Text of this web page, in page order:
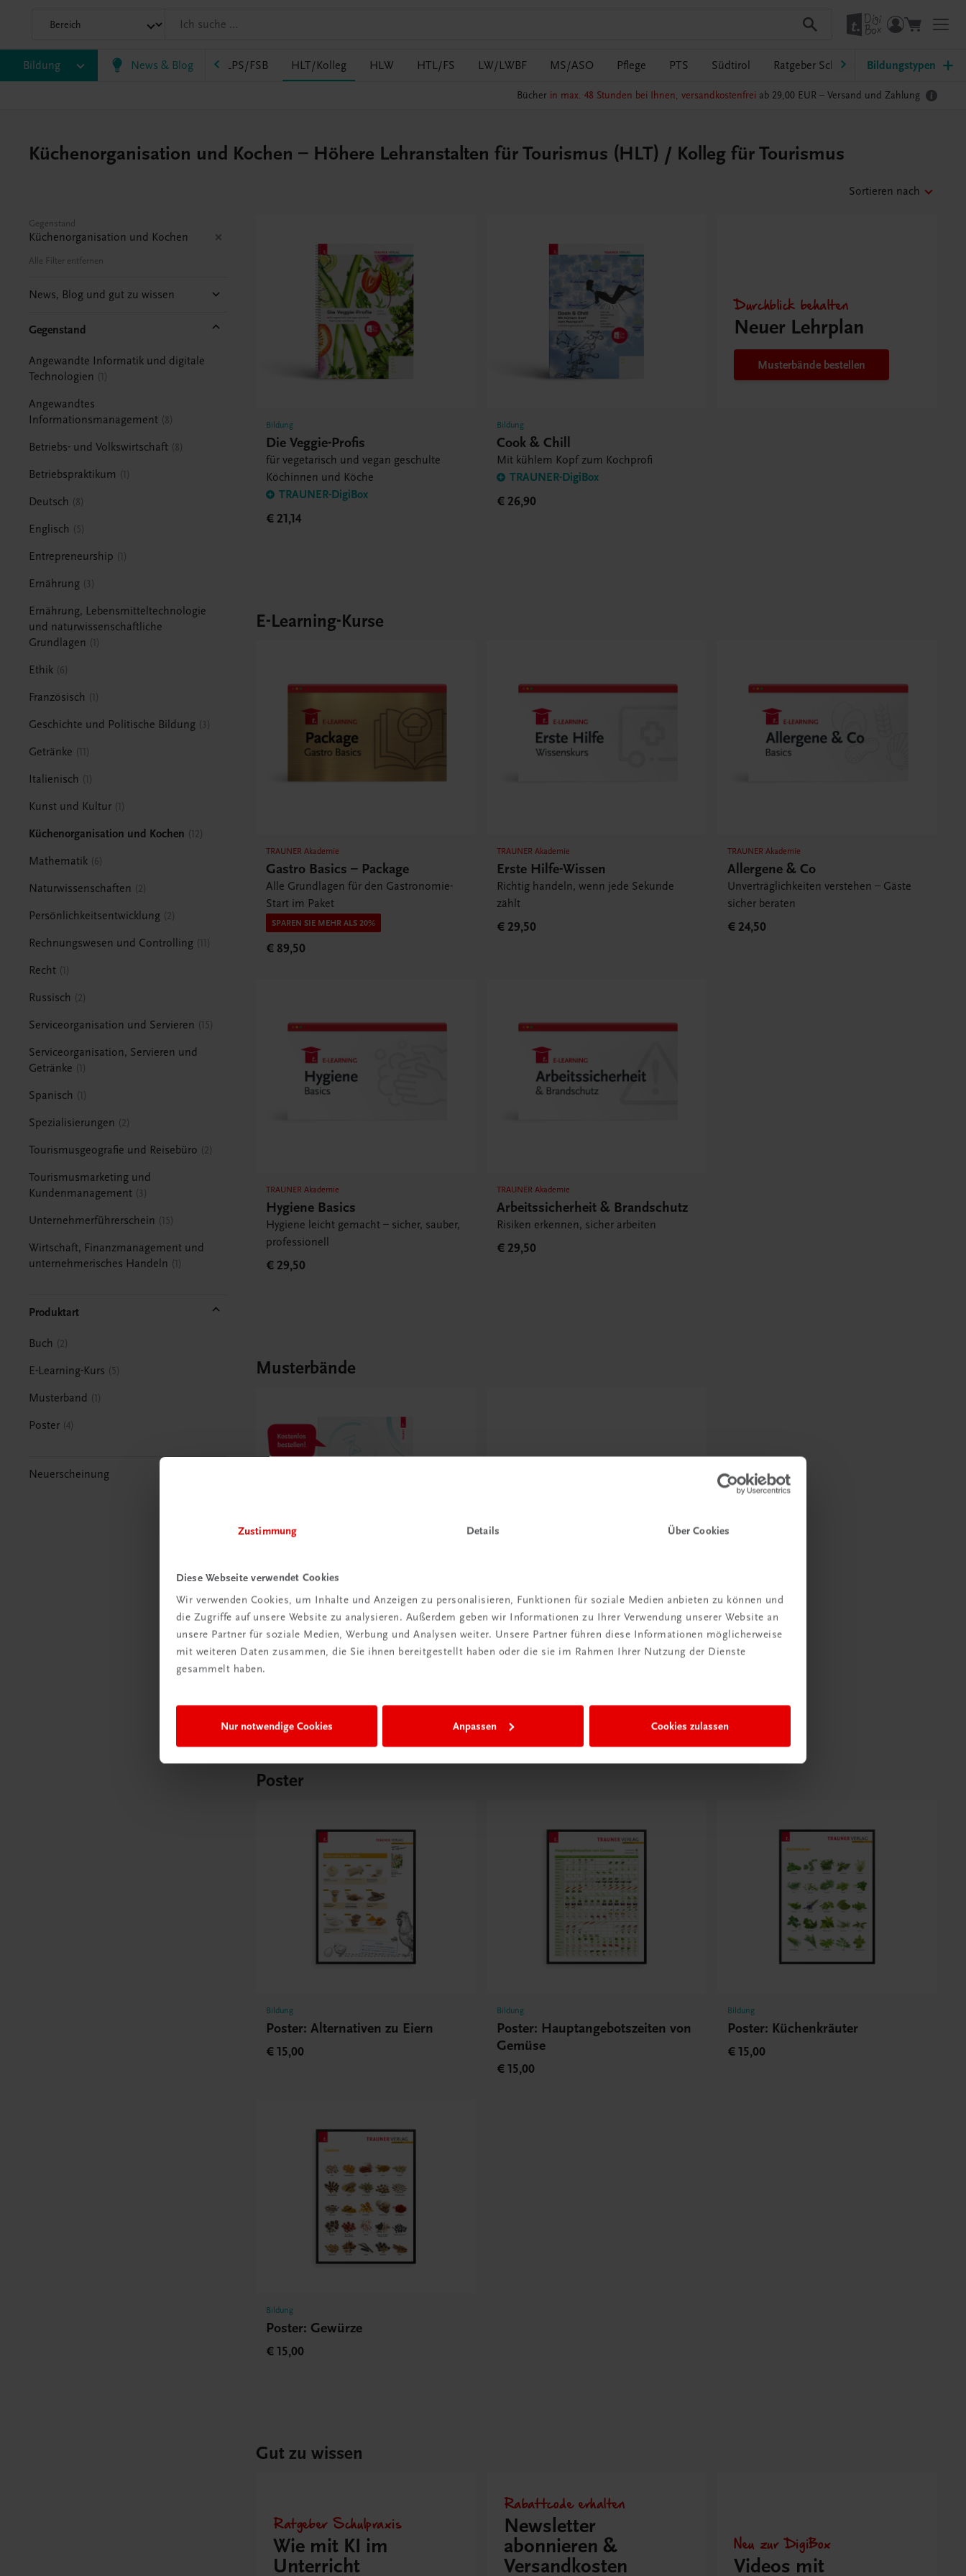
Zustimmung Details Über Cookies
Diese Webseite verwendet Cookies
Wir verwenden Cookies, um Inhalte und Anzeigen zu personalisieren, Funktionen für soziale Medien anbieten zu können und
die Zugriffe auf unsere Website zu analysieren. Außerdem geben wir Informationen zu Ihrer Verwendung unserer Website an
unsere Partner für soziale Medien, Werbung und Analysen weiter. Unsere Partner führen diese Informationen möglicherweise
mit weiteren Daten zusammen, die Sie ihnen bereitgestellt haben oder die sie im Rahmen Ihrer Nutzung der Dienste
gesammelt haben.
Nur notwendige Cookies Anpassen Cookies zulassen
Bildung News & Blog
HAS HF/TFS HLM/HLK HLPS/FSB HLT/Kolleg HLW HTL/FS LW/LWBF MS/ASO Pflege PTS Südtirol Ratgeber Schulpraxis TRAUNER-
Bildungstypen
Bücher in max. 48 Stunden bei Ihnen, versandkostenfrei ab 29,00 EUR – Versand und Zahlung
Küchenorganisation und Kochen – Höhere Lehranstalten für Tourismus (HLT) / Kolleg für Tourismus
Sortieren nach
Gegenstand
Küchenorganisation und Kochen
Alle Filter entfernen
News, Blog und gut zu wissen
Gegenstand
Angewandte Informatik und digitale
Technologien
1
Angewandtes
Informationsmanagement 8
Betriebs- und Volkswirtschaft 8
Betriebspraktikum 1
Deutsch 8
Englisch 5
Entrepreneurship 1
Ernährung 3
Ernährung, Lebensmitteltechnologie
und naturwissenschaftliche
Grundlagen
1
Ethik 6
Französisch 1
Geschichte und Politische Bildung 3
Getränke 11
Italienisch 1
Kunst und Kultur 1
Küchenorganisation und Kochen 12
Mathematik 6
Naturwissenschaften 2
Persönlichkeitsentwicklung 2
Rechnungswesen und Controlling 11
Recht 1
Russisch 2
Serviceorganisation und Servieren 15
Serviceorganisation, Servieren und
Getränke
1
Spanisch 1
Spezialisierungen 2
Tourismusgeografie und Reisebüro 2
Tourismusmarketing und
Kundenmanagement
3
Unternehmerführerschein 15
Wirtschaft, Finanzmanagement und
unternehmerisches Handeln
1
Produktart
Buch 2
E-Learning-Kurs 5
Musterband 1
Poster 4
Neuerscheinung
Bildung
Die Veggie-Profis
für vegetarisch und vegan geschulte
Köchinnen und Köche
TRAUNER-DigiBox
€ 21,14
Bildung
Cook & Chill
Mit kühlem Kopf zum Kochprofi
TRAUNER-DigiBox
€ 26,90
Durchblick behalten
Neuer Lehrplan
Musterbände bestellen
E-Learning-Kurse
TRAUNER Akademie
Gastro Basics – Package
Alle Grundlagen für den Gastronomie-
Start im Paket
SPAREN SIE MEHR ALS 20%
€ 89,50
TRAUNER Akademie
Erste Hilfe-Wissen
Richtig handeln, wenn jede Sekunde
zählt
€ 29,50
TRAUNER Akademie
Allergene & Co
Unverträglichkeiten verstehen – Gäste
sicher beraten
€ 24,50
TRAUNER Akademie
Hygiene Basics
Hygiene leicht gemacht – sicher, sauber,
professionell
€ 29,50
TRAUNER Akademie
Arbeitssicherheit & Brandschutz
Risiken erkennen, sicher arbeiten
€ 29,50
Musterbände
Bildung
Küche! – Küchenorganisation und
Kochen HLT/HF
NEUER LEHRPLAN MUSTERBAND
Poster
Bildung
Poster: Alternativen zu Eiern
€ 15,00
Bildung
Poster: Hauptangebotszeiten von
Gemüse
€ 15,00
Bildung
Poster: Küchenkräuter
€ 15,00
Bildung
Poster: Gewürze
€ 15,00
Gut zu wissen
Ratgeber Schulpraxis
Wie mit KI im
Unterricht
Rabattcode erhalten
Newsletter
abonnieren &
Versandkosten
Neu zur DigiBox
Videos mit